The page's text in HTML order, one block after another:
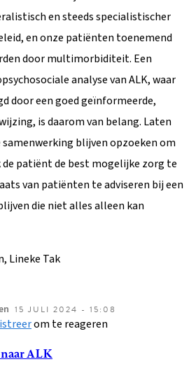
en steeds specialistischer
en onze patiënten toenemend
door multimorbiditeit. Een
analyse van ALK, waar
door een goed geïnformeerde,
is daarom van belang. Laten
samenwerking blijven opzoeken om
patiënt de best mogelijke zorg te
van patiënten te adviseren bij een
die niet alles alleen kan
Lineke Tak
15 JULI 2024 - 15:08
om te reageren
ALK